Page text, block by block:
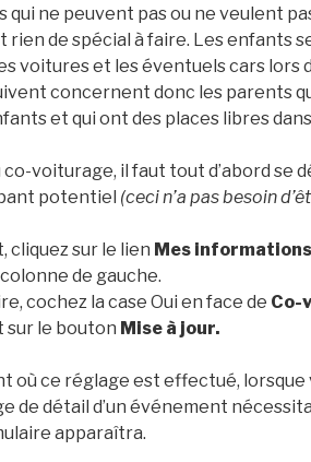
qui ne peuvent pas ou ne veulent
rien de spécial à faire. Les enfants
voitures et les éventuels cars lors
concernent donc les parents
et qui ont des places libres
voiturage, il faut tout d’abord se
potentiel (ceci n’a pas besoin
cliquez sur le lien Mes informations
de gauche.
cochez la case Oui en face de Co-
sur le bouton Mise à jour.
où ce réglage est effectué, lorsque
de détail d’un événement
apparaîtra.